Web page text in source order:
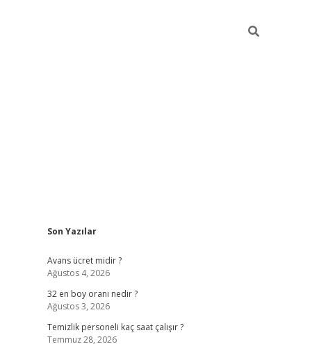
Sidebar
Son Yazılar
Avans ücret midir ?
Ağustos 4, 2026
32 en boy oranı nedir ?
Ağustos 3, 2026
Temizlik personeli kaç saat çalışır ?
Temmuz 28, 2026